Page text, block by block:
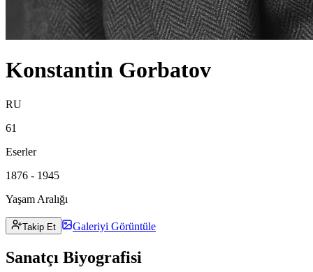
Konstantin Gorbatov
RU
61
Eserler
1876 - 1945
Yaşam Aralığı
Takip Et Galeriyi Görüntüle
Sanatçı Biyografisi